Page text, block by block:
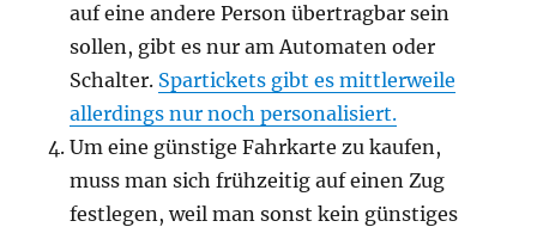
auf eine andere Person übertragbar sein
sollen, gibt es nur am Automaten oder
Schalter. Spartickets gibt es mittlerweile
allerdings nur noch personalisiert.
Um eine günstige Fahrkarte zu kaufen,
muss man sich frühzeitig auf einen Zug
festlegen, weil man sonst kein günstiges